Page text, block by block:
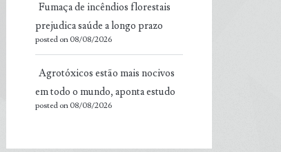
Fumaça de incêndios florestais
prejudica saúde a longo prazo
posted on 08/08/2026
Agrotóxicos estão mais nocivos
em todo o mundo, aponta estudo
posted on 08/08/2026